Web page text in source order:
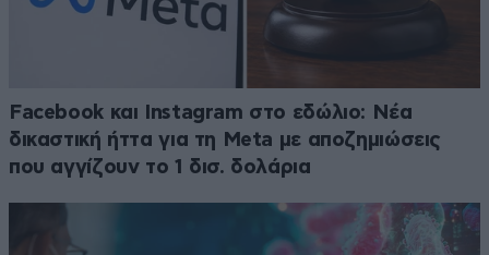
Facebook και Instagram στο εδώλιο: Νέα
δικαστική ήττα για τη Meta με αποζημιώσεις
που αγγίζουν το 1 δισ. δολάρια